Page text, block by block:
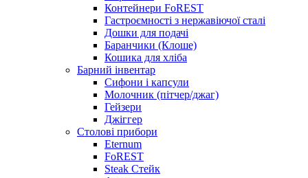
Контейнери FoREST
Гастроємності з нержавіючої сталі
Дошки для подачі
Баранчики (Клоше)
Кошика для хліба
Барний інвентар
Сифони і капсули
Молочник (пітчер/джаг)
Гейзери
Джіггер
Столові прибори
Eternum
FoREST
Steak Стейк